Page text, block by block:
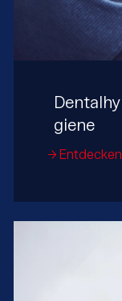
Dentalhy
giene
Entdecken